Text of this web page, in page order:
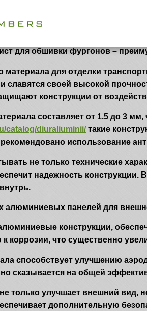
для обшивки фургонов –
материала для отделки
своей высокой
конструкции от
составляет от 1.5 до 3
catalog/diuraliuminii/такие
использование
не только технические
надежность
панелей для
конструкции,
коррозии, что существенно
способствует улучшению
сказывается на общей
только улучшает внешний
дополнительную